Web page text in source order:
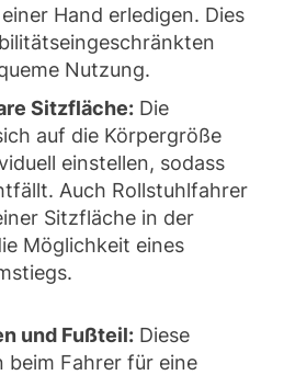
Hand erledigen. Dies
Nutzung.
Sitzfläche: Die
auf die Körpergröße
einstellen, sodass
Auch Rollstuhlfahrer
Sitzfläche in der
Möglichkeit eines
und Fußteil: Diese
beim Fahrer für eine